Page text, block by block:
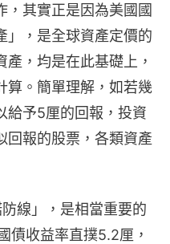
，其實正是因為美國國
」，是全球資產定價的
，均是在此基礎上，
算。簡單理解，如若幾
給予5厘的回報，投資
回報的股票，各類資產
線」，是相當重要的
債收益率直撲5.2厘，